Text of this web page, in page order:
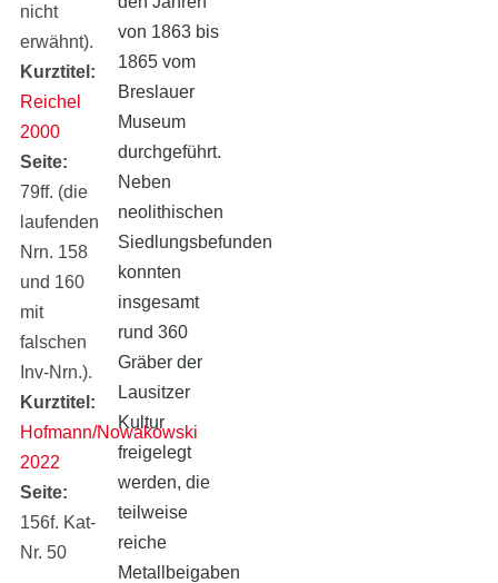
nicht
erwähnt).
Kurztitel
Reichel
2000
Seite
79ff. (die
laufenden
Nrn. 158
und 160
mit
falschen
Inv-Nrn.).
Kurztitel
Hofmann/Nowakowski
2022
Seite
156f. Kat-
Nr. 50
von 1863 bis
1865 vom
Breslauer
Museum
durchgeführt.
Neben
neolithischen
Siedlungsbefunden
konnten
insgesamt
rund 360
Gräber der
Lausitzer
Kultur
freigelegt
werden, die
teilweise
reiche
Metallbeigaben